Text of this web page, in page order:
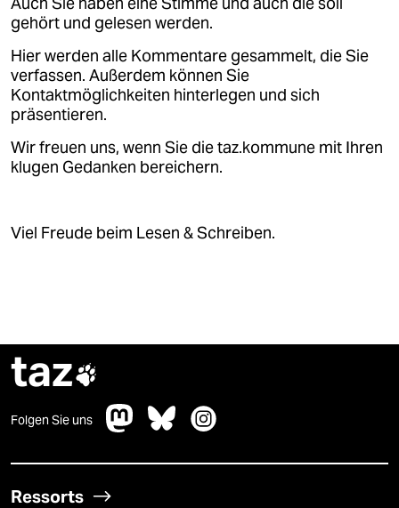
gehört und gelesen werden.
Hier werden alle Kommentare gesammelt, die Sie
verfassen. Außerdem können Sie
Kontaktmöglichkeiten hinterlegen und sich
präsentieren.
Wir freuen uns, wenn Sie die taz.kommune mit Ihren
klugen Gedanken bereichern.
Viel Freude beim Lesen & Schreiben.
taz
Folgen Sie uns
Ressorts